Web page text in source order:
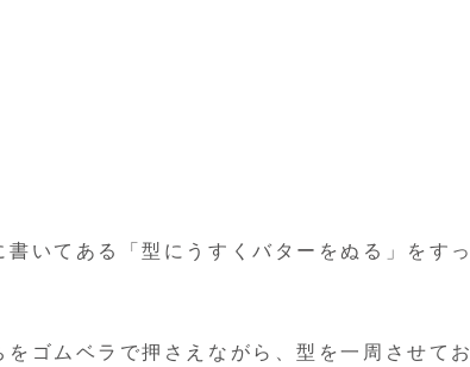
いてある「型にうすくバターをぬる」をすっ
ゴムベラで押さえながら、型を一周させてお